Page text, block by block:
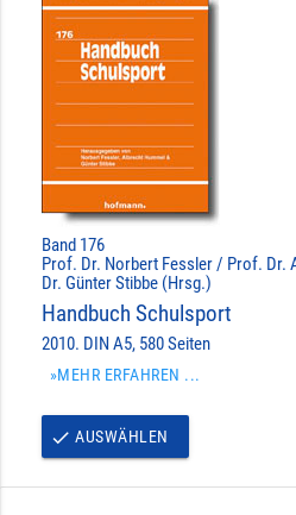
Band 176
Prof. Dr. Norbert Fessler / Prof. Dr.
Dr. Günter Stibbe (Hrsg.)
Handbuch Schulsport
2010. DIN A5, 580 Seiten
»MEHR ERFAHREN ...
done AUSWÄHLEN